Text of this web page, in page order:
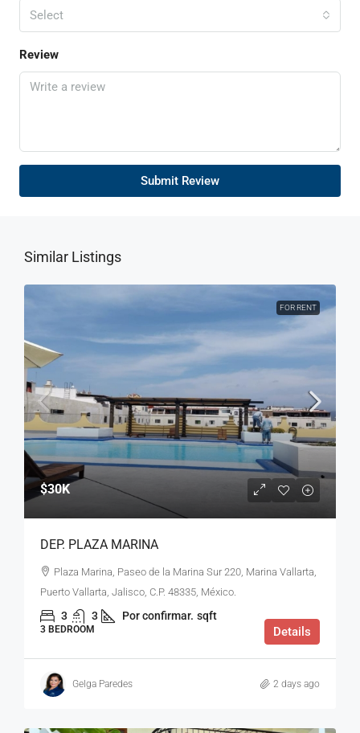
Select
Review
Submit Review
Similar Listings
FOR RENT
$30K
DEP. PLAZA MARINA
Plaza Marina, Paseo de la Marina Sur 220, Marina Vallarta,
Puerto Vallarta, Jalisco, C.P. 48335, México.
3 3 Por confirmar. sqft
3 BEDROOM Details
Gelga Paredes 2 days ago